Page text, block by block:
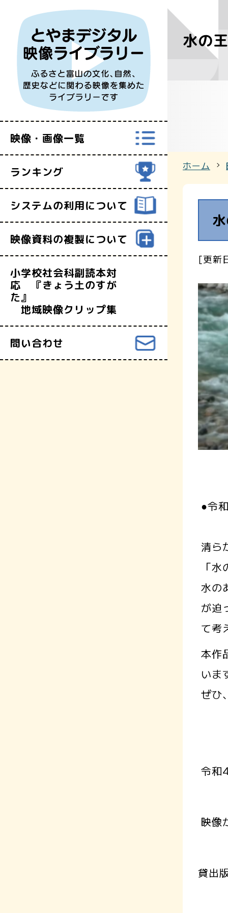
映像・画像一覧
すべての
ランキング
システムの利用について
映像資料の複製について
小学校社会科副読本対
応 『きょう土のすが
た』
地域映像クリップ集
問い合わせ
水の
ホーム
[更新
●令
清ら
「
水の
が迫
て考
本作
いま
ぜひ
令和
映像
貸出